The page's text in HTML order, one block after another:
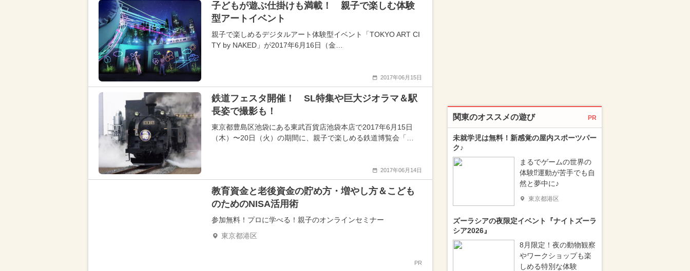
子どもが遊ぶ仕掛けも満載！ 親子で楽しむ体験
型アートイベント
親子で楽しめるデジタルアート体験型イベント「TOKYO ART CI
TY by NAKED」が2017年6月16日（金…
2017年06月15日
鉄道フェスタ開催！ SL特集や巨大ジオラマ＆駅
長姿で撮影も！
東京都豊島区池袋にある東武百貨店池袋本店で2017年6月15日
（木）〜20日（火）の期間に、親子で楽しめる鉄道博覧会「…
2017年06月14日
教育資金と老後資金の貯め方・増やし方＆こども
のためのNISA活用術
参加無料！プロに学べる！親子のオンラインセミナー
東京都港区
PR
関東のオススメの遊び PR
未就学児は無料！新感覚の屋内スポーツパー
ク♪
まるでゲームの世界の
体験⁉運動が苦手でも自
然と夢中に♪
東京都港区
ズーラシアの夜限定イベント『ナイトズーラ
シア2026』
8月限定！夜の動物観察
やワークショップも楽
しめる特別な体験